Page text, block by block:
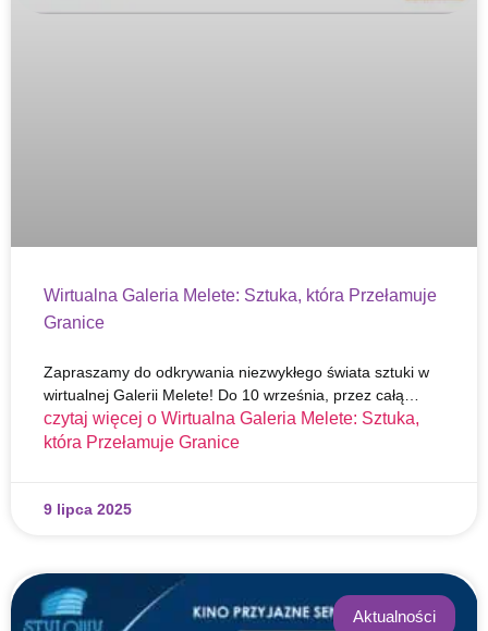
Wirtualna Galeria Melete: Sztuka, która Przełamuje
Granice
Zapraszamy do odkrywania niezwykłego świata sztuki w
wirtualnej Galerii Melete! Do 10 września, przez całą…
czytaj więcej o Wirtualna Galeria Melete: Sztuka,
która Przełamuje Granice
9 lipca 2025
Aktualności